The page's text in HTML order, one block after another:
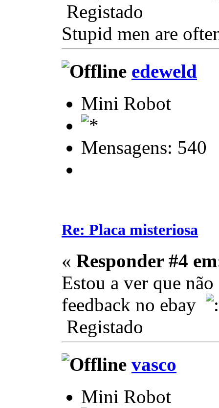
Registado
Stupid men are
edeweld
Mini Robot
Mensagens: 540
Re: Placa misteriosa
« Responder #4
Estou a ver que
feedback no ebay
Registado
vasco
Mini Robot